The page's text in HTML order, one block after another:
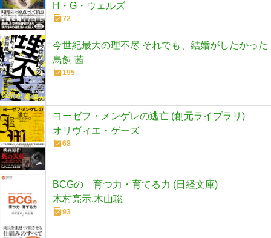
H・G・ウェルズ
72
今世紀最大の理不尽 それでも、結婚がしたかった
鳥飼 茜
195
ヨーゼフ・メンゲレの逃亡 (創元ライブラリ)
オリヴィエ・ゲーズ
68
BCGの 育つ力・育てる力 (日経文庫)
木村亮示,木山聡
93